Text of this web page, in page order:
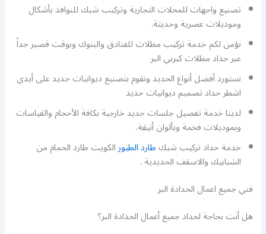
تصنيع واجهات للمحلات التجارية وتركيب شبك للنوافذ بأشكال
وموديلات عصرية وحديثة.
نؤمن لكم خدمة تركيب مظلات للفنادق والبنوك وبوقت قصير جداً
عبر حداد مظلات كيربي البر
نستورد أفضل أنواع الحديد ونقوم بتصنيع ديوانيات حديد على أيدي
اشطر حداد تصميم ديوانيات حديد
لدينا خدمة تفصيل جلسات حديد خارجية بكافة الأحجام والقياسات
وبموديلات فخمة وبألوان أنيقة.
خدمة حداد تركيب شبكطارد الطيورالكويت طارد الحمام من
الشبابيك والاسقف الحديدية .
فني جميع اعمال الحدادة البر
هل أنت بحاجة لحداد جميع أعمال الحدادة البر؟